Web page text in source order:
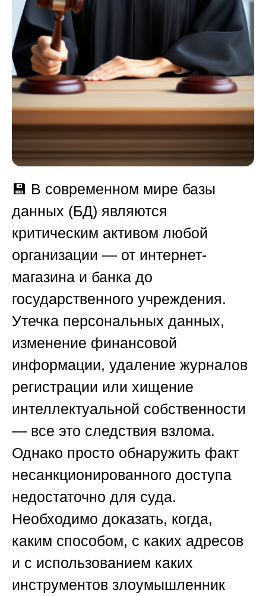
💾 В современном мире базы
данных (БД) являются
критическим активом любой
организации — от интернет-
магазина и банка до
государственного учреждения.
Утечка персональных данных,
изменение финансовой
информации, удаление журналов
регистрации или хищение
интеллектуальной собственности
— все это следствия взлома.
Однако просто обнаружить факт
несанкционированного доступа
недостаточно для суда.
Необходимо доказать, когда,
каким способом, с каких адресов
и с использованием каких
инструментов злоумышленник